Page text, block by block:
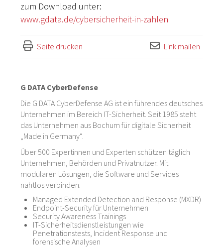
zum Download unter:
www.gdata.de/cybersicherheit-in-zahlen
Seite drucken Link mailen
G DATA CyberDefense
Die G DATA CyberDefense AG ist ein führendes deutsches
Unternehmen im Bereich IT-Sicherheit. Seit 1985 steht
das Unternehmen aus Bochum für digitale Sicherheit
„Made in Germany“.
Über 500 Expertinnen und Experten schützen täglich
Unternehmen, Behörden und Privatnutzer. Mit
modularen Lösungen, die Software und Services
nahtlos verbinden:
Managed Extended Detection and Response (MXDR)
Endpoint-Security für Unternehmen
Security Awareness Trainings
IT-Sicherheitsdienstleistungen wie
Penetrationstests, Incident Response und
forensische Analysen